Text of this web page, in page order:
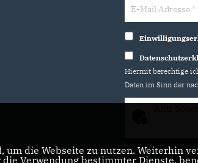
Hiermit berechtige
Daten im Sinn der
um die Webseite zu nutzen. Weiterhin
Verwendung bestimmter Dienste,